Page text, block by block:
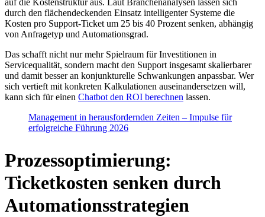
auf die Kostenstruktur aus. Laut Branchenanalysen lassen sich
durch den flächendeckenden Einsatz intelligenter Systeme die
Kosten pro Support-Ticket um 25 bis 40 Prozent senken, abhängig
von Anfragetyp und Automationsgrad.
Das schafft nicht nur mehr Spielraum für Investitionen in
Servicequalität, sondern macht den Support insgesamt skalierbarer
und damit besser an konjunkturelle Schwankungen anpassbar. Wer
sich vertieft mit konkreten Kalkulationen auseinandersetzen will,
kann sich für einen Chatbot den ROI berechnen lassen.
Management in herausfordernden Zeiten – Impulse für
erfolgreiche Führung 2026
Prozessoptimierung:
Ticketkosten senken durch
Automationsstrategien